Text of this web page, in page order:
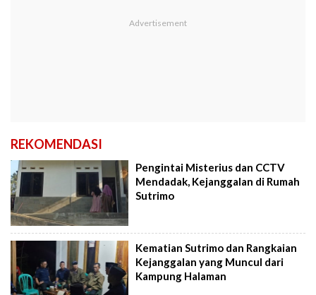
REKOMENDASI
Pengintai Misterius dan CCTV
Mendadak, Kejanggalan di Rumah
Sutrimo
Kematian Sutrimo dan Rangkaian
Kejanggalan yang Muncul dari
Kampung Halaman